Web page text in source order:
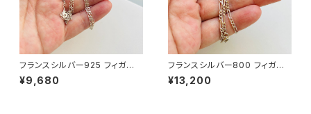
フランスシルバー925 フィガロ
チェーン（45cm）
¥9,680
フランスシルバー800 フィガロ
チェーン（40.5cm）
¥13,200